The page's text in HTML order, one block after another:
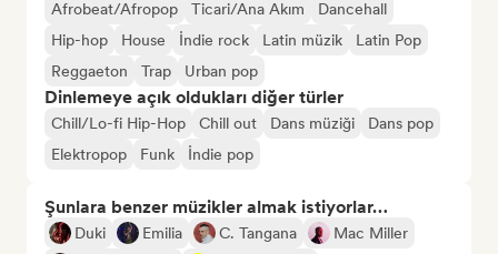
Afrobeat/Afropop Ticari/Ana Akım
Dancehall
Hip-hop
House İndie rock Latin müzik
Latin Pop
Reggaeton
Trap Urban pop
Dinlemeye açık oldukları diğer türler
Chill/Lo-fi Hip-Hop Chill out Dans müziği
Dans pop
Elektropop
Funk İndie pop
Şunlara benzer müzikler almak istiyorlar…
Duki Emilia C. Tangana
Mac Miller